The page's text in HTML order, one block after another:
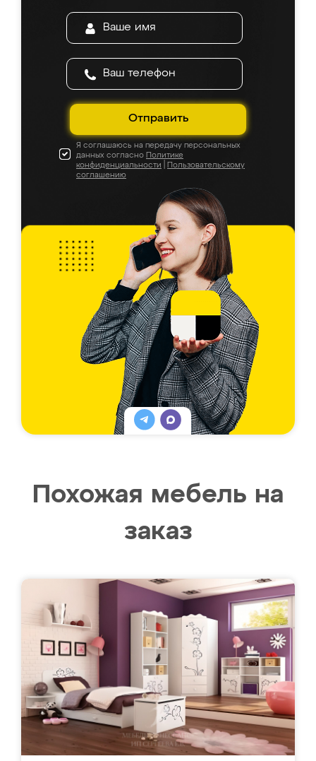
Отправить
Я соглашаюсь на передачу персональных
данных согласно Политике
конфиденциальности
Пользовательскому
соглашению
Похожая мебель на
заказ